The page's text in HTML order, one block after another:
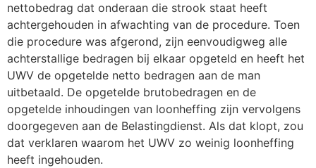
nettobedrag dat onderaan die strook staat heeft
achtergehouden in afwachting van de procedure. Toen
die procedure was afgerond, zijn eenvoudigweg alle
achterstallige bedragen bij elkaar opgeteld en heeft het
UWV de opgetelde netto bedragen aan de man
uitbetaald. De opgetelde brutobedragen en de
opgetelde inhoudingen van loonheffing zijn vervolgens
doorgegeven aan de Belastingdienst. Als dat klopt, zou
dat verklaren waarom het UWV zo weinig loonheffing
heeft ingehouden.